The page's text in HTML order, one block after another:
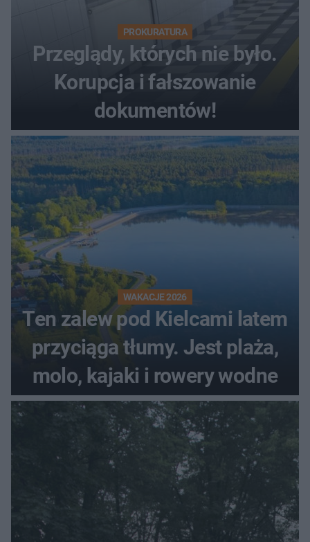
PROKURATURA
Przeglądy, których nie było.
Korupcja i fałszowanie
dokumentów!
WAKACJE 2026
Ten zalew pod Kielcami latem
przyciąga tłumy. Jest plaża,
molo, kajaki i rowery wodne